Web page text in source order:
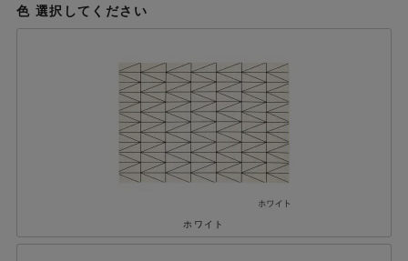
色 選択してください
ホワイト